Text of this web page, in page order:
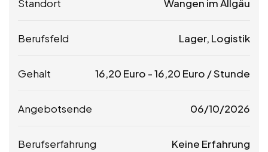
Standort Wangen im Allgäu
Berufsfeld Lager, Logistik
Gehalt 16,20 Euro -16,20 Euro / Stunde
Angebotsende 06/10/2026
Berufserfahrung Keine Erfahrung